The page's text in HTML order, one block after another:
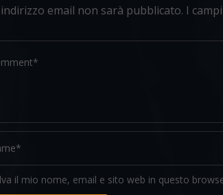
email non sarà pubblicato. I
il mio nome, email e sito web in questo